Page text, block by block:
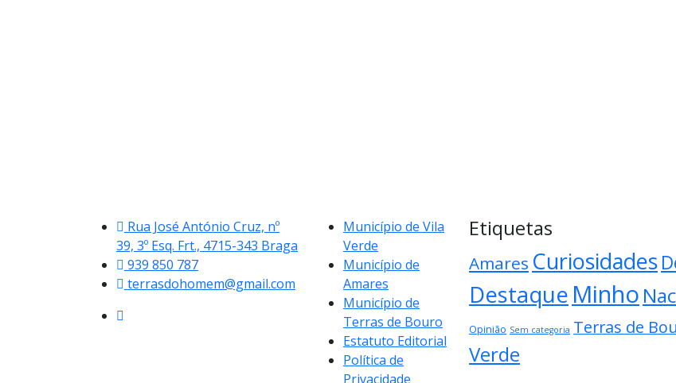
Rua José António Cruz, nº
39, 3º Esq. Frt., 4715-343 Braga
939 850 787
terrasdohomem@gmail.com
Município de Vila
Verde
Município de
Amares
Município de
Terras de Bouro
Estatuto Editorial
Política de
Privacidade
Etiquetas
Amares Curiosidades
Destaque Minho
Opinião Sem categoria Terras de
Verde